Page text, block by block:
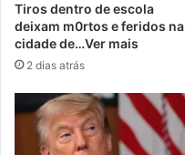
Tiros dentro de escola
deixam m0rtos e feridos na
cidade de…Ver mais
2 dias atrás